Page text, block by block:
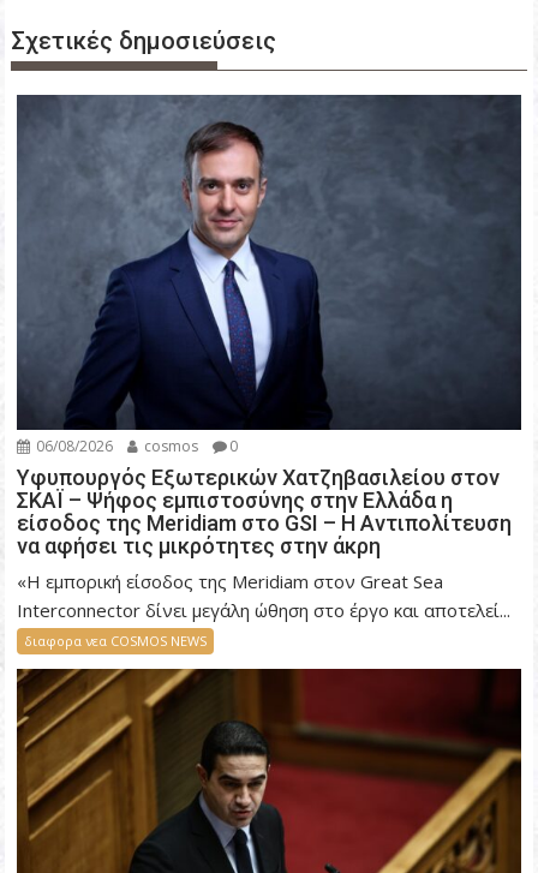
γ
η
Σχετικές δημοσιεύσεις
06/08/2026 cosmos 0
Υφυπουργός Εξωτερικών Χατζηβασιλείου στον
ΣΚΑΪ – Ψήφος εμπιστοσύνης στην Ελλάδα η
είσοδος της Meridiam στο GSI – Η Αντιπολίτευση
να αφήσει τις μικρότητες στην άκρη
«Η εμπορική είσοδος της Meridiam στον Great Sea
Interconnector δίνει μεγάλη ώθηση στο έργο και αποτελεί...
διαφορα νεα COSMOS NEWS